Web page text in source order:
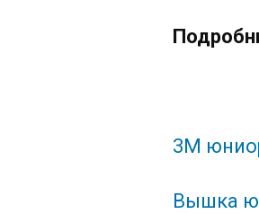
3М
Вышка